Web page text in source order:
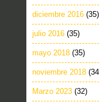
diciembre 2016 (35)
julio 2016 (35)
mayo 2018 (35)
noviembre 2018
Marzo 2023 (32)